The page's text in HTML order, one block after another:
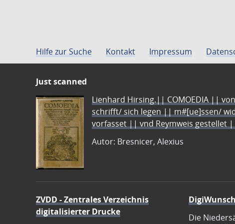
Hilfe zur Suche Kontakt Impressum
Just scanned
Lienhard Hirsing.|| COMOEDIA ||
schrifft/ sich legen || m#[ue]ssen/
vorfasset || vnd Reymweis
Autor: Bresnicer, Alexius
ZVDD - Zentrales Verzeichnis
digitalisierter Drucke
Die